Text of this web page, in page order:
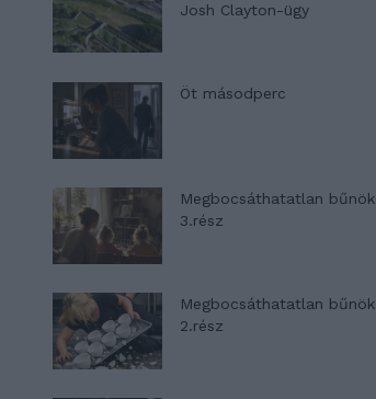
Josh Clayton-ügy
Öt másodperc
Megbocsáthatatlan bűnök
3.rész
Megbocsáthatatlan bűnök
2.rész